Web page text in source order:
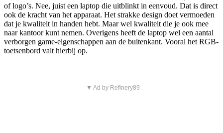
of logo’s. Nee, juist een laptop die uitblinkt in eenvoud. Dat is direct
ook de kracht van het apparaat. Het strakke design doet vermoeden
dat je kwaliteit in handen hebt. Maar wel kwaliteit die je ook mee
naar kantoor kunt nemen. Overigens heeft de laptop wel een aantal
verborgen game-eigenschappen aan de buitenkant. Vooral het RGB-
toetsenbord valt hierbij op.
▼ Ad by Refinery89